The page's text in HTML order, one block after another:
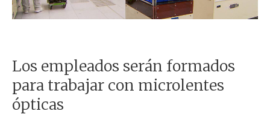
Los empleados serán formados
para trabajar con microlentes
ópticas